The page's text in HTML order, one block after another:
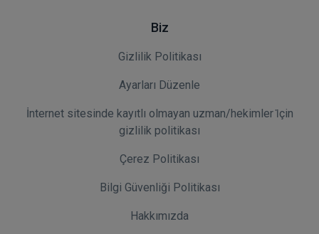
Biz
Gizlilik Politikası
Ayarları Düzenle
İnternet sitesinde kayıtlı olmayan uzman/hekimler i̇çin
gizlilik politikası
Çerez Politikası
Bilgi Güvenliği Politikası
Hakkımızda